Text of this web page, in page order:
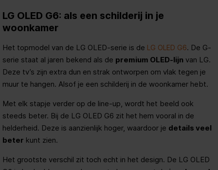
LG OLED G6: als een schilderij in je
woonkamer
Het topmodel van de LG OLED-serie is de LG OLED G6. De G-
serie staat al jaren bekend als de premium OLED-lijn van LG.
Deze tv’s zijn extra dun en strak ontworpen om vlak tegen je
muur te hangen. Alsof je een schilderij in de woonkamer hebt.
Met elk stapje verder op de line-up, wordt het beeld ook
steeds beter. Bij de LG OLED G6 zit het hem vooral in de
helderheid. Deze is aanzienlijk hoger, waardoor je details veel
beter kunt zien.
Het grootste verschil zit toch echt in het design. De LG OLED